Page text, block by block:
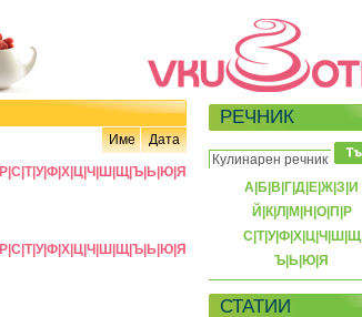
Име Дата
Р С Т|У|Ф Х Ц Ч Ш Щ Ъ Ь Ю Я
Р С Т|У|Ф Х Ц Ч Ш Щ Ъ Ь Ю Я
РЕЧНИК
А Б В Г Д Е Ж З И
Й К| Л М Н О| П Р
С Т|У|Ф| Х| Ц| Ч Ш Щ
Ъ Ь Ю Я
СТАТИИ